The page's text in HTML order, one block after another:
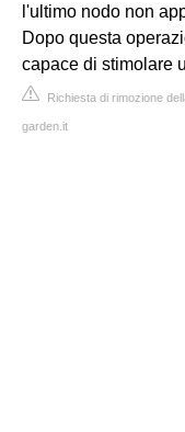
l'ultimo nodo non
Dopo questa
capace di stimolare
Richiesta di rimozione
garden.it